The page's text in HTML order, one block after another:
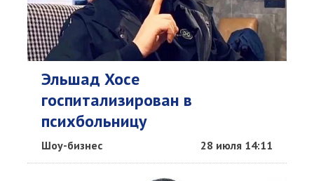
Эльшад Хосе
госпитализирован в
психбольницу
Шоу-бизнес 28 июля 14:11